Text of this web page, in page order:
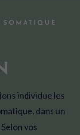
individuelles
dans un
vos